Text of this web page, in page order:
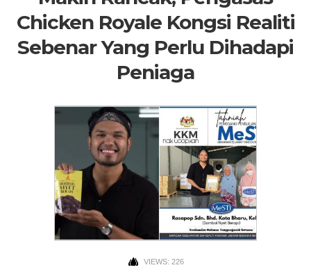
Chicken Royale Kongsi Realiti
Sebenar Yang Perlu Dihadapi
Peniaga
VIEWS: 226